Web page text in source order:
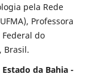
pela Rede
Professora
do
Brasil.
da Bahia -